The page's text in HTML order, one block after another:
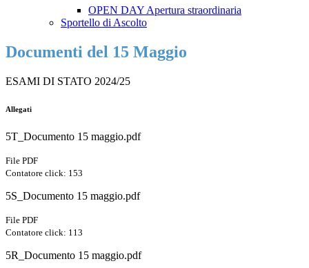
OPEN DAY Apertura straordinaria
Sportello di Ascolto
Documenti del 15 Maggio
ESAMI DI STATO 2024/25
Allegati
5T_Documento 15 maggio.pdf
File PDF
Contatore click: 153
5S_Documento 15 maggio.pdf
File PDF
Contatore click: 113
5R_Documento 15 maggio.pdf